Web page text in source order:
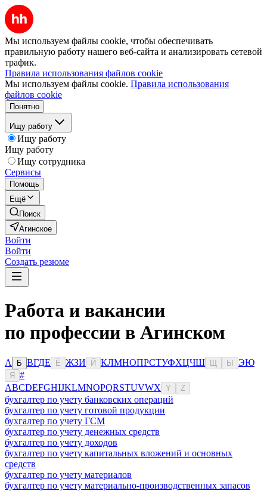
Мы используем файлы cookie, чтобы обеспечивать
правильную работу нашего веб-сайта и анализировать сетевой
трафик.
Правила использования файлов cookie
Мы используем файлы cookie. Правила использования
файлов cookie
Понятно
Ищу работу
Ищу работу
Ищу работу
Ищу сотрудника
Сервисы
Помощь
Ещё
Поиск
Агинское
Войти
Войти
Создать резюме
Работа и вакансии
по профессии в Агинском
А Б ВГДЕ Ё ЖЗИ Й КЛМНОПРСТУФХЦЧШ Ы ЭЮ
Я
#
ABCDEFGHIJKLMNOPQRSTUVWX Y Z
бухгалтер по учету банковских операций
бухгалтер по учету готовой продукции
бухгалтер по учету ГСМ
бухгалтер по учету денежных средств
бухгалтер по учету доходов
бухгалтер по учету капитальных вложений и основных
средств
бухгалтер по учету материалов
бухгалтер по учету материально-производственных запасов